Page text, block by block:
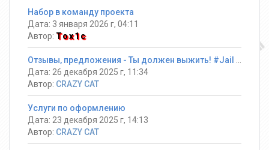
Набор в команду проекта
Дата: 3 января 2026 г, 04:11
Автор: Tox1c
Дата: 26 декабря 2025 г, 11:34
Автор: CRAZY CAT
Услуги по оформлению
Дата: 23 декабря 2025 г, 14:13
Автор: CRAZY CAT